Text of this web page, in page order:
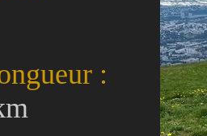
: